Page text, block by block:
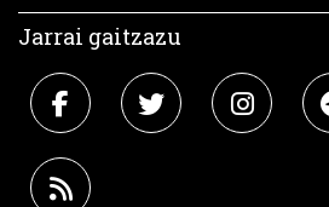
Jarrai gaitzazu